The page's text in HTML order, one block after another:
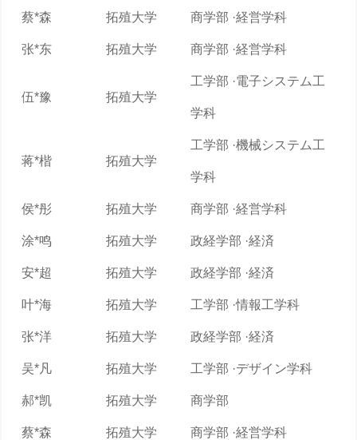
蔡*森 拓殖大学 商学部 ·経営学科
张*东 拓殖大学 商学部 ·経営学科
伍*豫 拓殖大学
工学部 ·電子システム工
学科
蒋*楷 拓殖大学
工学部 ·機械システム工
学科
侯*彤 拓殖大学 商学部 ·経営学科
涂*鸣 拓殖大学 政経学部 ·経済
安*超 拓殖大学 政経学部 ·経済
叶*海 拓殖大学 工学部 ·情報工学科
张*洋 拓殖大学 政経学部 ·経済
吴*凡 拓殖大学 工学部 ·デザイン学科
郝*凯 拓殖大学 商学部
蔡*森 拓殖大学 商学部 ·経営学科